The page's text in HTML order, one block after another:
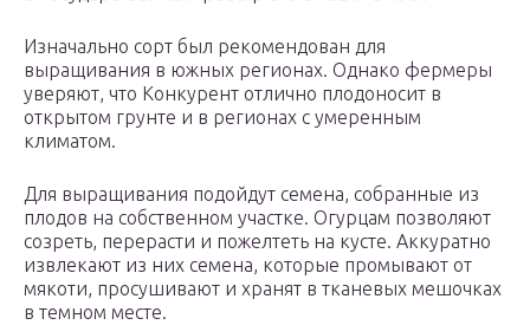
Изначально сорт был рекомендован для
выращивания в южных регионах. Однако фермеры
уверяют, что Конкурент отлично плодоносит в
открытом грунте и в регионах с умеренным
климатом.
Для выращивания подойдут семена, собранные из
плодов на собственном участке. Огурцам позволяют
созреть, перерасти и пожелтеть на кусте. Аккуратно
извлекают из них семена, которые промывают от
мякоти, просушивают и хранят в тканевых мешочках
в темном месте.